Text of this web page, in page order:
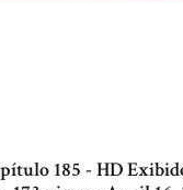
185 - HD